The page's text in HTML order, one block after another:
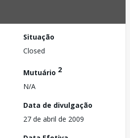
Situação
Closed
Mutuário 2
N/A
Data de divulgação
27 de abril de 2009